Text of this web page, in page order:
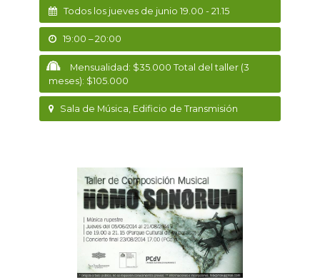
Todos los jueves de junio 19.00 - 21.15
19:00 – 20:00
Mensualidad: $35.000 Total del taller (3
meses): $105.000
Sala de Música, Edificio de Transmisión